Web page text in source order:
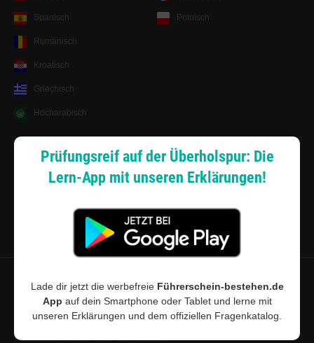
Prüfungsreif auf der Überholspur: Die
Lern-App mit unseren Erklärungen!
Lade dir jetzt die werbefreie Führerschein-bestehen.de
App auf dein Smartphone oder Tablet und lerne mit
unseren Erklärungen und dem offiziellen Fragenkatalog.
Spanisch Polnisch
Rumänisch
Kroatisch
Griechisch
Hocharabisch
Lernsystem
Android App
· Impressum · Cookie-Einstellungen
Inhalt externer Links nicht verantwortlich.